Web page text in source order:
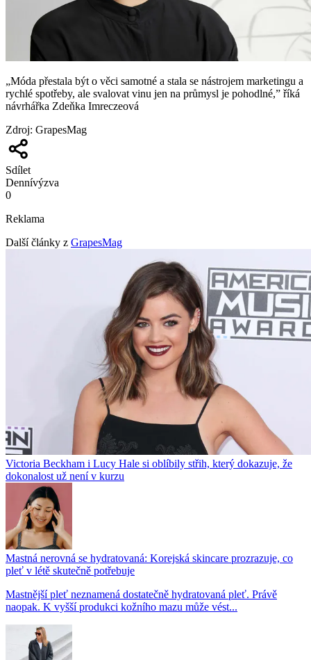
„Móda přestala být o věci samotné a stala se nástrojem marketingu a
rychlé spotřeby, ale svalovat vinu jen na průmysl je pohodlné,” říká
návrhářka Zdeňka Imreczeová
Zdroj: GrapesMag
Sdílet
Dennívýzva
0
Reklama
Další články z GrapesMag
Victoria Beckham i Lucy Hale si oblíbily střih, který dokazuje, že
dokonalost už není v kurzu
Mastná nerovná se hydratovaná: Korejská skincare prozrazuje, co
pleť v létě skutečně potřebuje
Mastnější pleť neznamená dostatečně hydratovaná pleť. Právě
naopak. K vyšší produkci kožního mazu může vést...